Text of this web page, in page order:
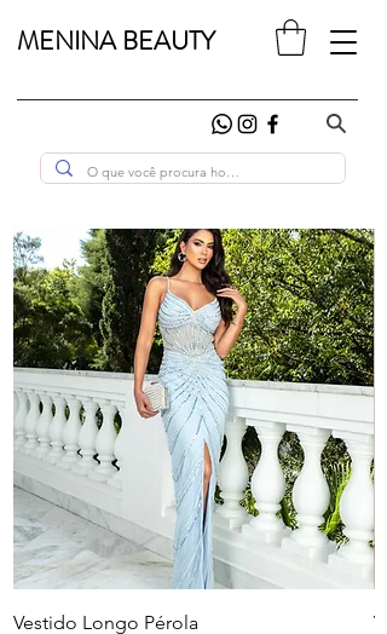
MENINA BEAUTY
Vestido Longo Pérola